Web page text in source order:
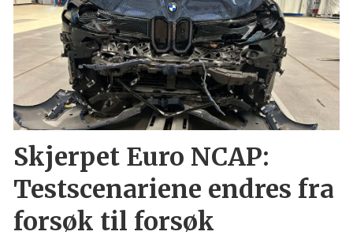
Skjerpet Euro NCAP:
Testscenariene endres fra
forsøk til forsøk